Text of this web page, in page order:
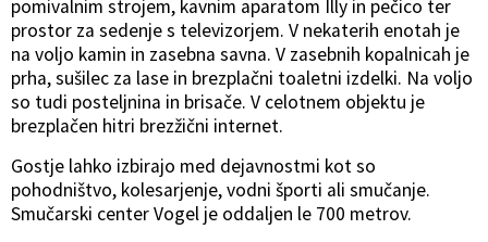
pomivalnim strojem, kavnim aparatom Illy in pečico ter
prostor za sedenje s televizorjem. V nekaterih enotah je
na voljo kamin in zasebna savna. V zasebnih kopalnicah je
prha, sušilec za lase in brezplačni toaletni izdelki. Na voljo
so tudi posteljnina in brisače. V celotnem objektu je
brezplačen hitri brezžični internet.
Gostje lahko izbirajo med dejavnostmi kot so
pohodništvo, kolesarjenje, vodni športi ali smučanje.
Smučarski center Vogel je oddaljen le 700 metrov.